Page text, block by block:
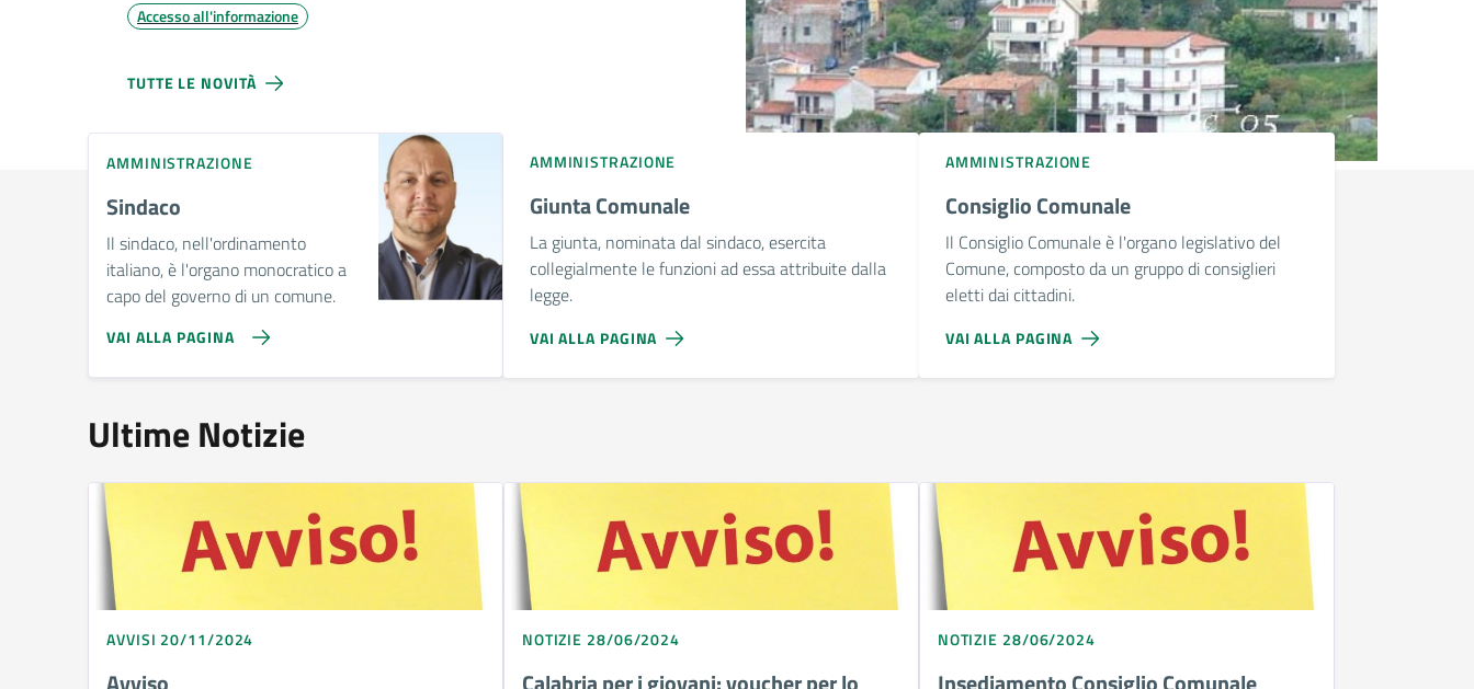
Accesso all'informazione
TUTTE LE NOVITÀ
AMMINISTRAZIONE
Sindaco
Il sindaco, nell'ordinamento
italiano, è l'organo monocratico a
capo del governo di un comune.
VAI ALLA PAGINA
AMMINISTRAZIONE
Giunta Comunale
La giunta, nominata dal sindaco, esercita
collegialmente le funzioni ad essa attribuite dalla
legge.
VAI ALLA PAGINA
AMMINISTRAZIONE
Consiglio Comunale
Il Consiglio Comunale è l'organo legislativo del
Comune, composto da un gruppo di consiglieri
eletti dai cittadini.
VAI ALLA PAGINA
Ultime Notizie
AVVISI 20/11/2024 NOTIZIE 28/06/2024 NOTIZIE 28/06/2024